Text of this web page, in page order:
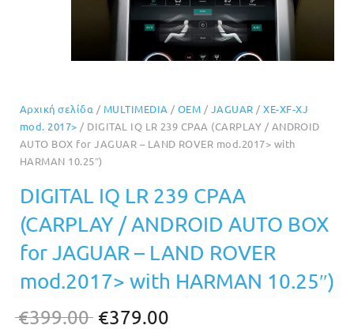
Αρχική σελίδα / MULTIMEDIA / OEM / JAGUAR /XE-XF-XJ
mod. 2017> / DIGITAL IQ LR 239 CPAA (CARPLAY / ANDROID
AUTO BOX for JAGUAR – LAND ROVER mod.2017> with
HARMAN 10.25″)
DIGITAL IQ LR 239 CPAA
(CARPLAY / ANDROID AUTO BOX
for JAGUAR – LAND ROVER
mod.2017> with HARMAN 10.25″)
€399.00 Original
€379.00